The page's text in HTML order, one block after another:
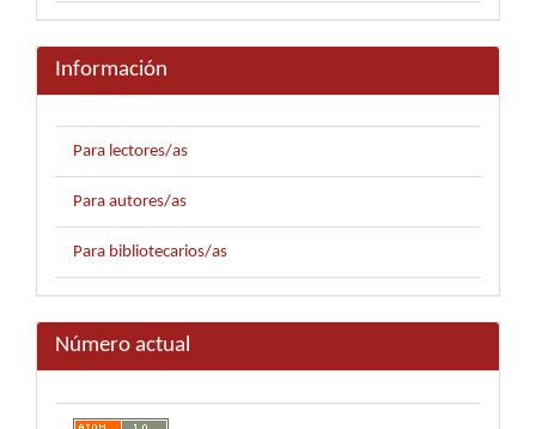
Información
Para lectores/as
Para autores/as
Para bibliotecarios/as
Número actual